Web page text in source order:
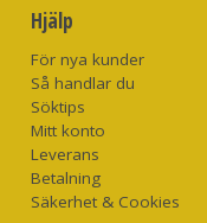
Maxbroms:
Utväxling:
Vevsida:
Vänster
Vikt:
570 g
Hjälp
För nya kunder
Så handlar du
Söktips
Mitt konto
Leverans
Betalning
Säkerhet & Cookies